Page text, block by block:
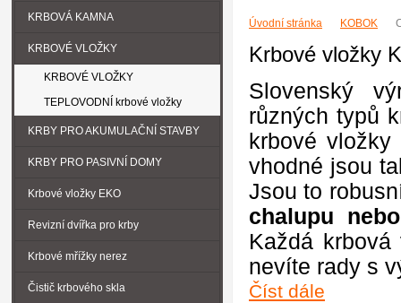
Úvodní stránka KOBOK
Krbové vložky
Slovenský
různých typů
krbové
vhodné jsou
Jsou to
chalupu
Každá
nevíte rady s
Číst dále
KRBOVÁ KAMNA
KRBOVÉ VLOŽKY
KRBOVÉ VLOŽKY
TEPLOVODNÍ krbové vložky
KRBY PRO AKUMULAČNÍ STAVBY
KRBY PRO PASIVNÍ DOMY
Krbové vložky EKO
Revizní dvířka pro krby
Krbové mřížky nerez
Čistič krbového skla